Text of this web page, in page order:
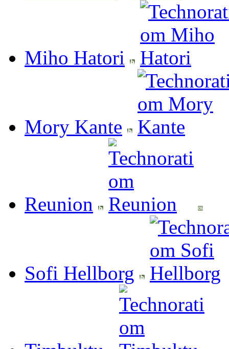
Miho Hatori
Mory Kante
Reunion
Sofi Hellborg